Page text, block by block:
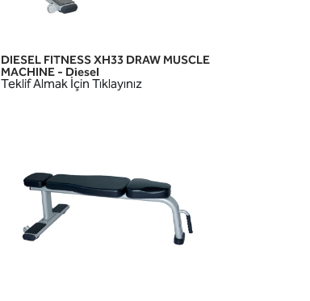
HIZLI GÖRÜNÜM
DIESEL FITNESS XH33 DRAW MUSCLE
MACHINE - Diesel
Teklif Almak İçin Tıklayınız